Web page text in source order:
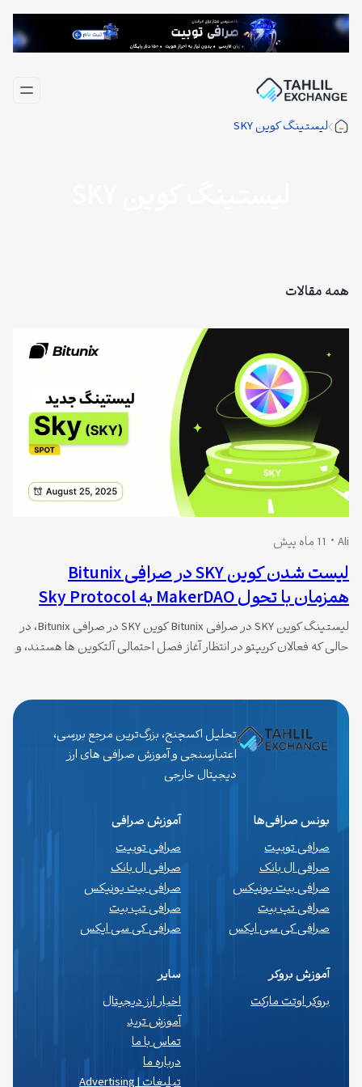
رفتن
لیستینگ کوین SKY
همه مقالات
Ali 11 ماه پیش
لیست شدن کوین SKY در صرافی Bitunix
همزمان با تحول MakerDAO به Sky Protocol
لیستینگ کوین SKY در صرافی Bitunix کوین SKY در صرافی Bitunix، در
حالی که فعالان کریپتو در انتظار آغاز فصل احتمالی آلتکوین ها هستند، و
فروش…
تحلیل اکسچنج، بزرگ‌ترین مرجع بررسی،
اعتبارسنجی و آموزش صرافی های ارز
دیجیتال خارجی
بونس صرافی‌ها
صرافی توبیت
صرافی ال بانک
صرافی بیت یونیکس
صرافی تپ بیت
صرافی کی سی ایکس
آموزش صرافی
صرافی توبیت
صرافی ال بانک
صرافی بیت یونیکس
صرافی تپ بیت
صرافی کی سی ایکس
آموزش بروکر
بروکر اوتت مارکت
سایر
اخبار ارز دیجیتال
آموزش ترید
تماس با ما
درباره ما